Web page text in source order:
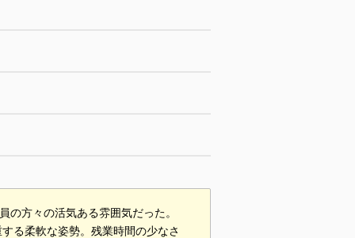
方々の活気ある雰囲気だった。
る柔軟な姿勢。残業時間の少なさ